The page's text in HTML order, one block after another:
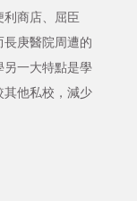
商店、屈臣
庚醫院周遭的
另一大特點是學
其他私校，減少